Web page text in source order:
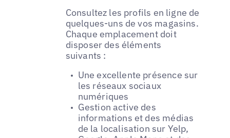
Consultez les profils en ligne de
quelques-uns de vos magasins.
Chaque emplacement doit
disposer des éléments
suivants :
Une excellente présence sur
les réseaux sociaux
numériques
Gestion active des
informations et des médias
de la localisation sur Yelp,